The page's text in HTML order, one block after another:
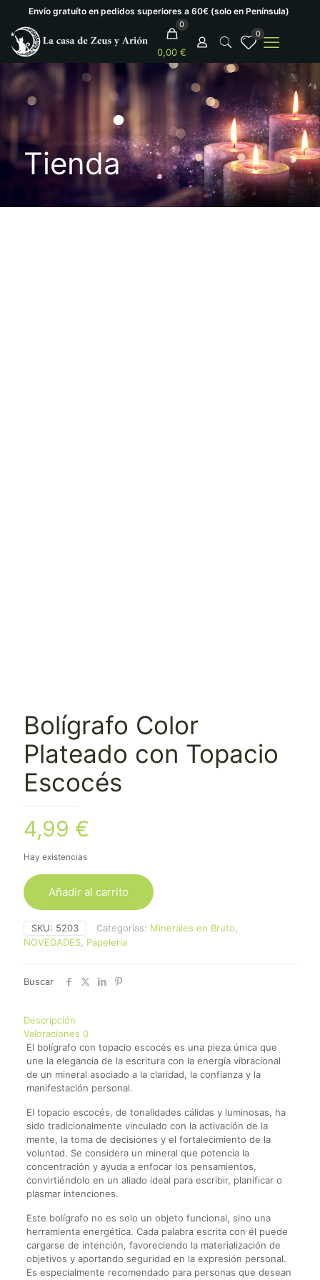
Envío gratuíto en pedidos superiores a 60€ (solo en Península)
0
0,00 €
0
Tienda
Bolígrafo Color
Plateado con Topacio
Escocés
4,99 €
Hay existencias
Añadir al carrito
SKU: 5203 Categorías: Minerales en Bruto
NOVEDADES Papelería
Buscar
Descripción
Valoraciones 0
El bolígrafo con topacio escocés es una pieza única que
une la elegancia de la escritura con la energía vibracional
de un mineral asociado a la claridad, la confianza y la
manifestación personal.
El topacio escocés, de tonalidades cálidas y luminosas, ha
sido tradicionalmente vinculado con la activación de la
mente, la toma de decisiones y el fortalecimiento de la
voluntad. Se considera un mineral que potencia la
concentración y ayuda a enfocar los pensamientos,
convirtiéndolo en un aliado ideal para escribir, planificar o
plasmar intenciones.
Este bolígrafo no es solo un objeto funcional, sino una
herramienta energética. Cada palabra escrita con él puede
cargarse de intención, favoreciendo la materialización de
objetivos y aportando seguridad en la expresión personal.
Es especialmente recomendado para personas que desean